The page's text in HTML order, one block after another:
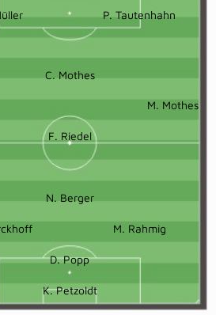
P. Tautenhahn
C. Mothes
M. Mothes
F. Riedel
N. Berger
M. Rahmig
D. Popp
K. Petzoldt